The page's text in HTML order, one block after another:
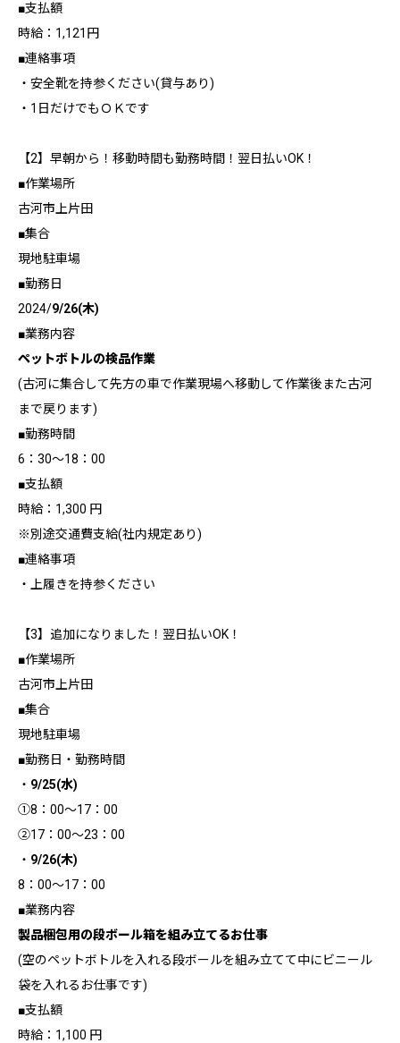
■支払額
時給：1,121円
■連絡事項
・安全靴を持参ください(貸与あり)
・1日だけでもＯＫです
【2】早朝から！移動時間も勤務時間！翌日払いOK！
■作業場所
古河市上片田
■集合
現地駐車場
■勤務日
2024/9/26(木)
■業務内容
ペットボトルの検品作業
(古河に集合して先方の車で作業現場へ移動して作業後また古河
まで戻ります)
■勤務時間
6：30～18：00
■支払額
時給：1,300 円
※別途交通費支給(社内規定あり)
■連絡事項
・上履きを持参ください
【3】追加になりました！翌日払いOK！
■作業場所
古河市上片田
■集合
現地駐車場
■勤務日・勤務時間
・ 9/25(水)
①8：00～17：00
②17：00～23：00
・ 9/26(木)
8：00～17：00
■業務内容
製品梱包用の段ボール箱を組み立てるお仕事
(空のペットボトルを入れる段ボールを組み立てて中にビニール
袋を入れるお仕事です)
■支払額
時給：1,100 円